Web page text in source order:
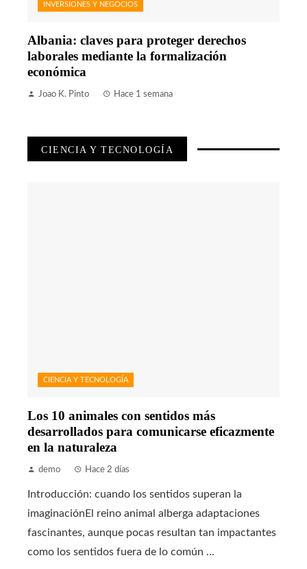
INVERSIONES Y NEGOCIOS
Albania: claves para proteger derechos
laborales mediante la formalización
económica
Joao K. Pinto Hace 1 semana
CIENCIA Y TECNOLOGÍA
CIENCIA Y TECNOLOGÍA
Los 10 animales con sentidos más
desarrollados para comunicarse eficazmente
en la naturaleza
demo Hace 2 días
Introducción: cuando los sentidos superan la
imaginaciónEl reino animal alberga adaptaciones
fascinantes, aunque pocas resultan tan impactantes
como los sentidos fuera de lo común ...